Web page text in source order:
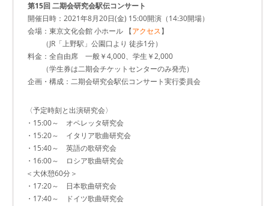
第15回 二期会研究会駅伝コンサート
開催日時：2021年8月20日(金) 15:00開演（14:30開場）
会場：東京文化会館 小ホール 【アクセス】
（JR「上野駅」公園口より 徒歩1分）
料金：全自由席 一般￥4,000、学生￥2,000
（学生券は二期会チケットセンターのみ発売）
企画・構成：二期会研究会駅伝コンサート実行委員会
〈予定時刻と出演研究会〉
・15:00～ オペレッタ研究会
・15:20～ イタリア歌曲研究会
・15:40～ 英語の歌研究会
・16:00～ ロシア歌曲研究会
＜大休憩60分＞
・17:20～ 日本歌曲研究会
・17:40～ ドイツ歌曲研究会